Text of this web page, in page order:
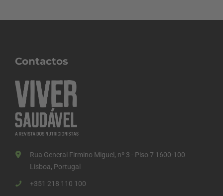
Contactos
Rua General Firmino Miguel, nº 3 - Piso 7 1600-100
Lisboa, Portugal
+351 218 110 100